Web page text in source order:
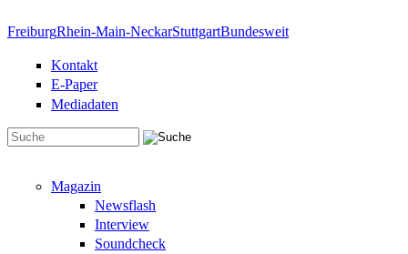
FreiburgRhein-Main-NeckarStuttgartBundesweit
Kontakt
E-Paper
Mediadaten
Magazin
Newsflash
Interview
Soundcheck